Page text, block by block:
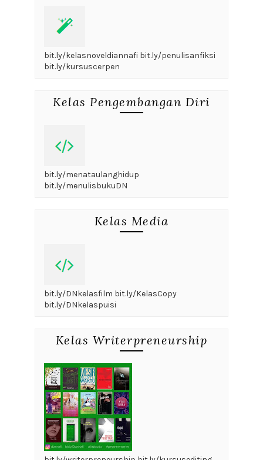
bit.ly/kelasnoveldiannafi bit.ly/penulisanfiksi
bit.ly/kursuscerpen
Kelas Pengembangan Diri
bit.ly/menataulanghidup
bit.ly/menulisbukuDN
Kelas Media
bit.ly/DNkelasfilm bit.ly/KelasCopy
bit.ly/DNkelaspuisi
Kelas Writerpreneurship